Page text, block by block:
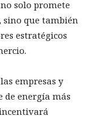
solo promete
que también
estratégicos
empresas y
de energía más